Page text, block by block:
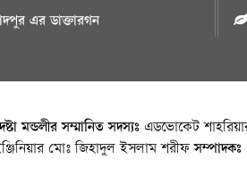
এর ডাক্তারগন
মন্ডলীর সম্মানিত সদস্যঃ এডভোকেট
মোঃ জিহাদুল ইসলাম শরীফসম্পাদকঃ